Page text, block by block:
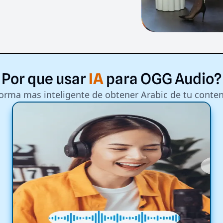
Porque usarIApara OGGAudio?
mas inteligente de obtener Arabic de tu